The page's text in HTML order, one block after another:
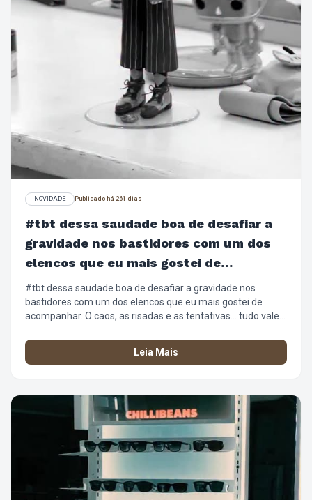
NOVIDADE Publicado há 261 dias
#tbt dessa saudade boa de desafiar a
gravidade nos bastidores com um dos
elencos que eu mais gostei de
acompanhar
#tbt dessa saudade boa de desafiar a gravidade nos
bastidores com um dos elencos que eu mais gostei de
acompanhar. O caos, as risadas e as tentativas… tudo valeu
#Desafio
Leia Mais